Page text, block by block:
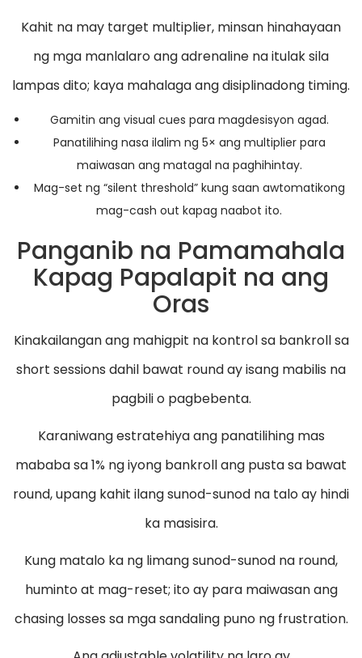
Kahit na may target multiplier, minsan hinahayaan
ng mga manlalaro ang adrenaline na itulak sila
lampas dito; kaya mahalaga ang disiplinadong timing.
Gamitin ang visual cues para magdesisyon agad.
Panatilihing nasa ilalim ng 5× ang multiplier para
maiwasan ang matagal na paghihintay.
Mag-set ng “silent threshold” kung saan awtomatikong
mag-cash out kapag naabot ito.
Panganib na Pamamahala
Kapag Papalapit na ang
Oras
Kinakailangan ang mahigpit na kontrol sa bankroll sa
short sessions dahil bawat round ay isang mabilis na
pagbili o pagbebenta.
Karaniwang estratehiya ang panatilihing mas
mababa sa 1% ng iyong bankroll ang pusta sa bawat
round, upang kahit ilang sunod-sunod na talo ay hindi
ka masisira.
Kung matalo ka ng limang sunod-sunod na round,
huminto at mag-reset; ito ay para maiwasan ang
chasing losses sa mga sandaling puno ng frustration.